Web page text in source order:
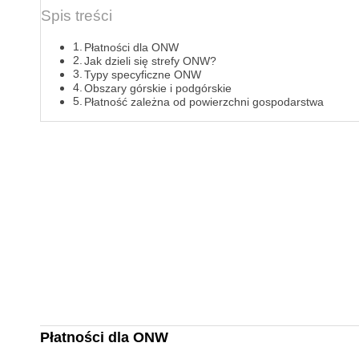
Spis treści
Płatności dla ONW
Jak dzieli się strefy ONW?
Typy specyficzne ONW
Obszary górskie i podgórskie
Płatność zależna od powierzchni gospodarstwa
Płatności dla ONW